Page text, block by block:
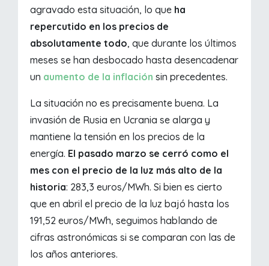
agravado esta situación, lo que ha
repercutido en los precios de
absolutamente todo, que durante los últimos
meses se han desbocado hasta desencadenar
un aumento de la inflación sin precedentes.
La situación no es precisamente buena. La
invasión de Rusia en Ucrania se alarga y
mantiene la tensión en los precios de la
energía. El pasado marzo se cerró como el
mes con el precio de la luz más alto de la
historia: 283,3 euros/MWh. Si bien es cierto
que en abril el precio de la luz bajó hasta los
191,52 euros/MWh, seguimos hablando de
cifras astronómicas si se comparan con las de
los años anteriores.